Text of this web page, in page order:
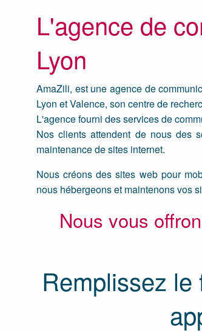
L'agence de
Lyon
AmaZili, est une agence de
Lyon et Valence, son centre de
L'agence fourni des services de
Nos clients attendent de nous des
maintenance de sites internet.
Nous créons des sites web pour
nous hébergeons et maintenons vos
Nous vous
Remplissez